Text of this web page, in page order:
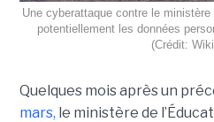
Une cyberattaque contre le ministère
potentiellement les données
(Crédit:
Quelques mois après un
mars, le ministère de